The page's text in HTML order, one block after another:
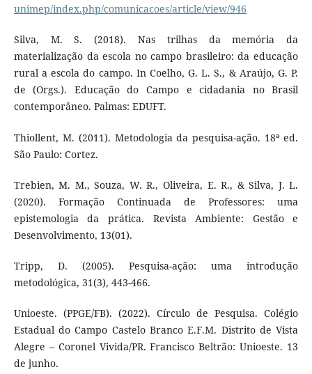
unimep/index.php/comunicacoes/article/view/946
Silva, M. S. (2018). Nas trilhas da memória da
materialização da escola no campo brasileiro: da educação
rural a escola do campo. In Coelho, G. L. S., & Araújo, G. P.
de (Orgs.). Educação do Campo e cidadania no Brasil
contemporâneo. Palmas: EDUFT.
Thiollent, M. (2011). Metodologia da pesquisa-ação. 18ª ed.
São Paulo: Cortez.
Trebien, M. M., Souza, W. R., Oliveira, E. R., & Silva, J. L.
(2020). Formação Continuada de Professores: uma
epistemologia da prática. Revista Ambiente: Gestão e
Desenvolvimento, 13(01).
Tripp, D. (2005). Pesquisa-ação: uma introdução
metodológica, 31(3), 443-466.
Unioeste. (PPGE/FB). (2022). Círculo de Pesquisa. Colégio
Estadual do Campo Castelo Branco E.F.M. Distrito de Vista
Alegre – Coronel Vivida/PR. Francisco Beltrão: Unioeste. 13
de junho.